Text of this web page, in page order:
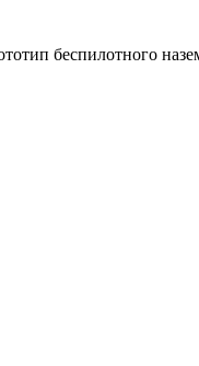
беспилотного